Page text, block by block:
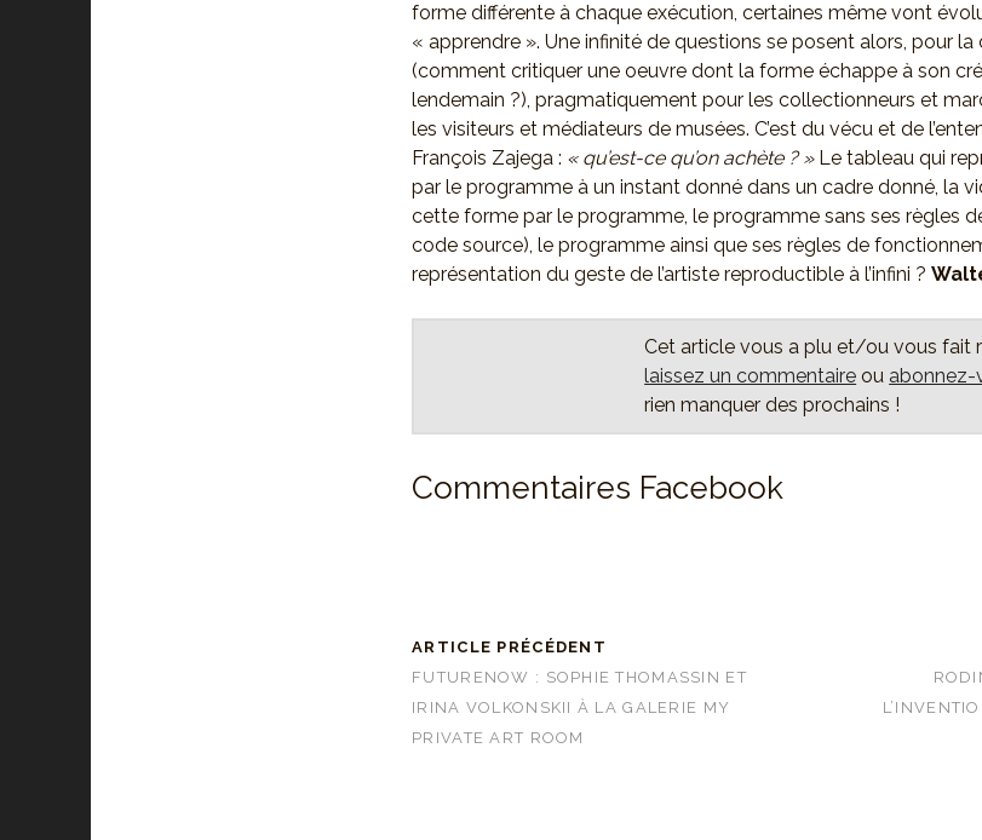
forme différente à chaque exécution, certaines même vont
« apprendre ». Une infinité de questions se posent alors, pour la
(comment critiquer une oeuvre dont la forme échappe à son
lendemain ?), pragmatiquement pour les collectionneurs et
les visiteurs et médiateurs de musées. C’est du vécu et de
François Zajega : « qu’est-ce qu’on achète ? »Le tableau qui
par le programme à un instant donné dans un cadre donné, la
cette forme par le programme, le programme sans ses règles
code source), le programme ainsi que ses règles de
représentation du geste de l’artiste reproductible à l’infini ?
Cet article vous a plu et/ou vous fait
laissez un commentaire ou abonnez-
rien manquer des prochains !
Commentaires Facebook
ARTICLE PRÉCÉDENT
FUTURENOW : SOPHIE THOMASSIN ET
IRINA VOLKONSKII À LA GALERIE MY
PRIVATE ART ROOM